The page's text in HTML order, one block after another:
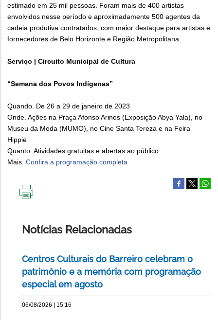
estimado em 25 mil pessoas. Foram mais de 400 artistas
envolvidos nesse período e aproximadamente 500 agentes da
cadeia produtiva contratados, com maior destaque para artistas e
fornecedores de Belo Horizonte e Região Metropolitana.
Serviço | Circuito Municipal de Cultura
“Semana dos Povos Indígenas”
Quando. De 26 a 29 de janeiro de 2023
Onde. Ações na Praça Afonso Arinos (Exposição Abya Yala), no
Museu da Moda (MUMO), no Cine Santa Tereza e na Feira
Hippie
Quanto. Atividades gratuitas e abertas ao público
Mais. Confira a programação completa
Notícias Relacionadas
Centros Culturais do Barreiro celebram o
patrimônio e a memória com programação
especial em agosto
06/08/2026 | 15:16